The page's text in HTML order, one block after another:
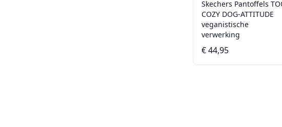
Skechers Pantoffels
COZY DOG-ATTITUDE
veganistische
verwerking
€ 44,95